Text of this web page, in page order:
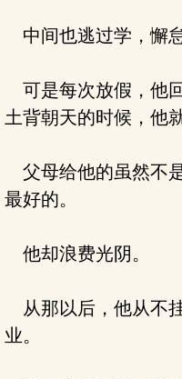
中间也逃过学，懈怠
可是每次放假，他
土背朝天的时候，他
父母给他的虽然不
最好的。
他却浪费光阴。
从那以后，他从不
业。